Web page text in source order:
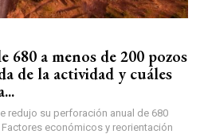
680 a menos de 200 pozos
de la actividad y cuáles
redujo su perforación anual de 680
económicos y reorientación